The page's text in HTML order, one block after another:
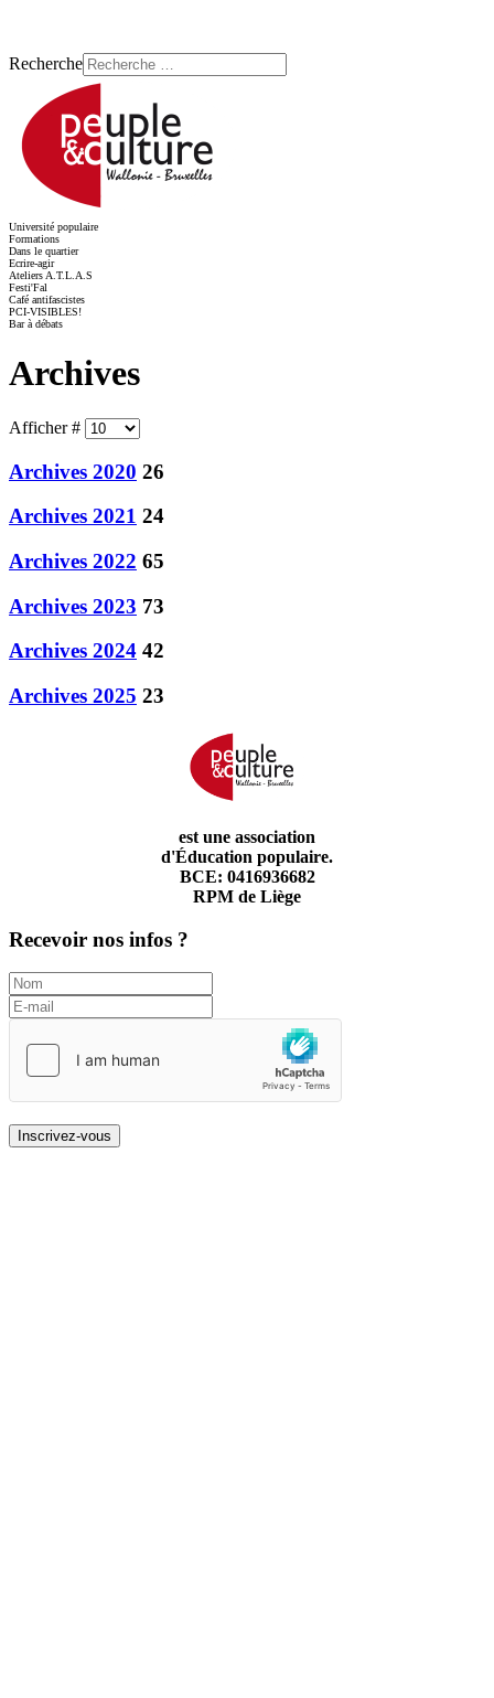
Recherche
Université populaire
Formations
Dans le quartier
Ecrire-agir
Ateliers A.T.L.A.S
Festi'Fal
Café antifascistes
PCI-VISIBLES!
Bar à débats
Archives
Afficher #
Archives 2020 26
Archives 2021 24
Archives 2022 65
Archives 2023 73
Archives 2024 42
Archives 2025 23
est une association
d'Éducation populaire.
BCE: 0416936682
RPM de Liège
Recevoir nos infos ?
Inscrivez-vous